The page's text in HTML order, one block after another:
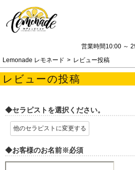
営業時間10:00 ～
Lemonade レモネード
レビュー投稿
レビューの投稿
◆セラピストを選択ください。
他のセラピストに変更する
◆お客様のお名前※必須